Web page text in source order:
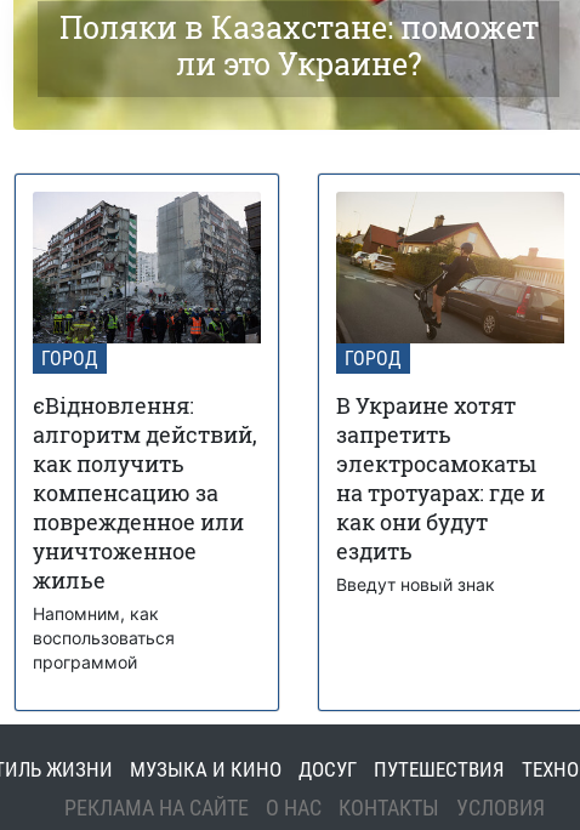
Поляки в Казахстане: поможет
ли это Украине?
ГОРОД
єВідновлення:
алгоритм действий,
как получить
компенсацию за
поврежденное или
уничтоженное
жилье
Напомним, как
воспользоваться
программой
ГОРОД
В Украине хотят
запретить
электросамокаты
на тротуарах: где и
как они будут
ездить
Введут новый знак
ЖИЗНИ МУЗЫКА И КИНО ДОСУГ ПУТЕШЕСТВИЯ ТЕХНО
РЕКЛАМА НА САЙТЕ О НАС КОНТАКТЫ
УСЛОВИЯ